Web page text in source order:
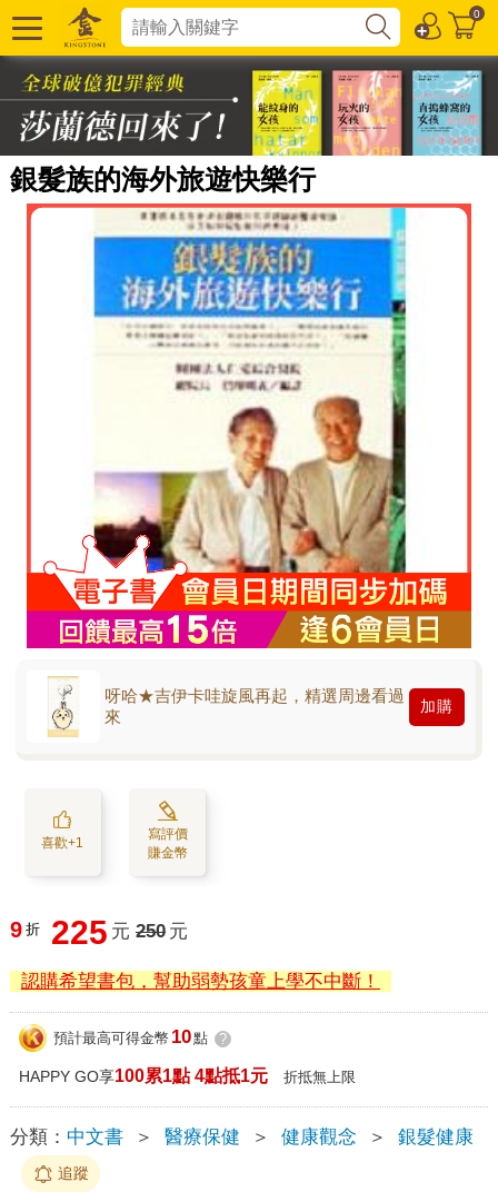
0
銀髮族的海外旅遊快樂行
呀哈★吉伊卡哇旋風再起，精選周邊看過
來
加購
喜歡+1
寫評價
賺金幣
9 折 225 元 250 元
認購希望書包，幫助弱勢孩童上學不中斷！
預計最高可得金幣 10點 ?
HAPPY GO享100累1點 4點抵1元 折抵無上限
分類： 中文書 ＞ 醫療保健 ＞ 健康觀念 ＞ 銀髮健康
追蹤